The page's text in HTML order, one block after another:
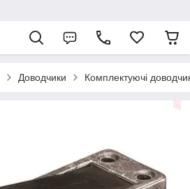
Доводчики Комплектуючі